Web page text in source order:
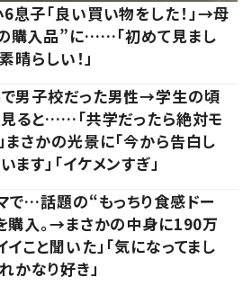
息子「良い買い物をした！」→母
購入品”に……「初めて見まし
晴らしい！」
男子校だった男性→学生の頃
ると……「共学だったら絶対モ
まさかの光景に「今から告白し
ます」「イケメンすぎ」
で…話題の“もっちり食感ドー
購入。→まさかの中身に190万
イこと聞いた」「気になってまし
れかなり好き」